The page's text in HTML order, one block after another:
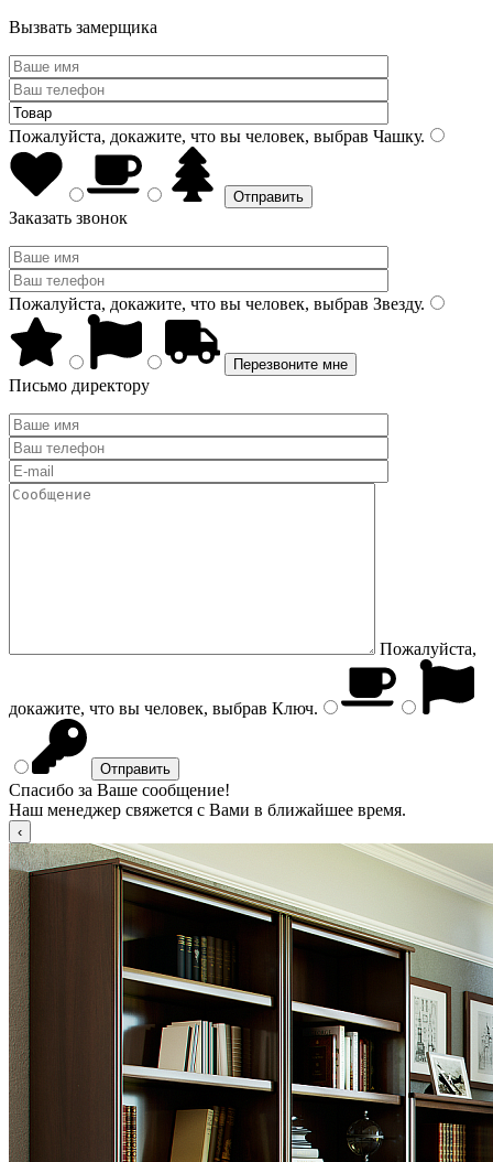
Вызвать замерщика
Пожалуйста, докажите, что вы человек, выбрав Чашку.
Заказать звонок
Пожалуйста, докажите, что вы человек, выбрав Звезду.
Письмо директору
Пожалуйста,
докажите, что вы человек, выбрав Ключ.
Спасибо за Ваше сообщение!
Наш менеджер свяжется с Вами в ближайшее время.